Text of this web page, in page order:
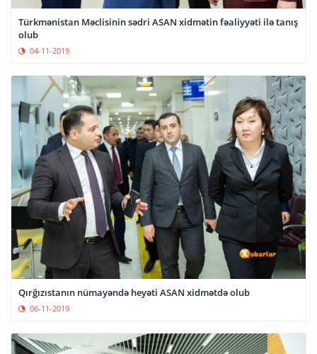
Türkmənistan Məclisinin sədri ASAN xidmətin fəaliyyəti ilə tanış
olub
04-11-2019
Qırğızıstanın nümayəndə heyəti ASAN xidmətdə olub
06-11-2019